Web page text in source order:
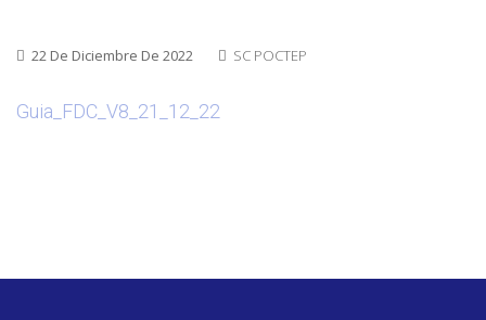
22 De Diciembre De 2022 SC POCTEP
Guia_FDC_V8_21_12_22